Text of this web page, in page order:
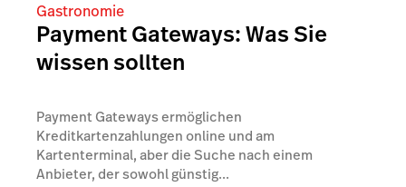
Gastronomie
Payment Gateways: Was Sie
wissen sollten
Payment Gateways ermöglichen
Kreditkartenzahlungen online und am
Kartenterminal, aber die Suche nach einem
Anbieter, der sowohl günstig...